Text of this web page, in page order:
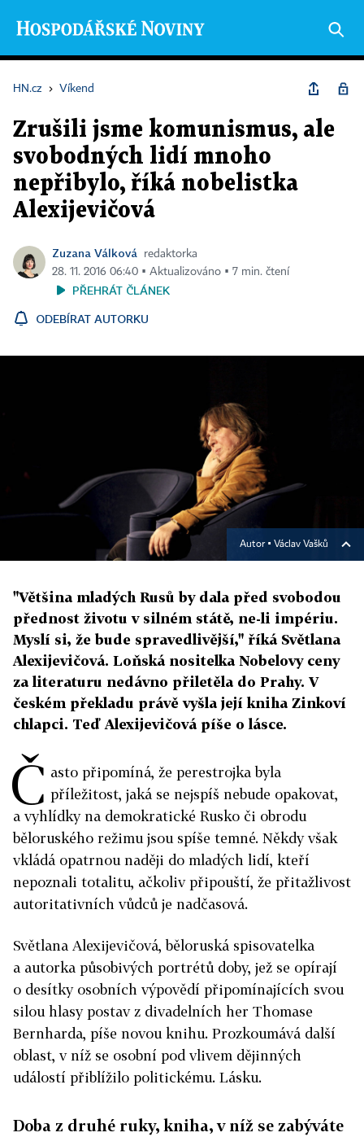
HN.cz › Víkend
Zrušili jsme komunismus, ale
svobodných lidí mnoho
nepřibylo, říká nobelistka
Alexijevičová
Zuzana Válková
redaktorka
28. 11. 2016 06:40 ▪ Aktualizováno ▪ 7 min. čtení
PŘEHRÁT ČLÁNEK
ODEBÍRAT AUTORKU
Autor ▪ Václav Vašků
"Většina mladých Rusů by dala před svobodou
přednost životu v silném státě, ne-li impériu.
Myslí si, že bude spravedlivější," říká Světlana
Alexijevičová. Loňská nositelka Nobelovy ceny
za literaturu nedávno přiletěla do Prahy. V
českém překladu právě vyšla její kniha Zinkoví
chlapci. Teď Alexijevičová píše o lásce.
Č asto připomíná, že perestrojka byla
příležitost, jaká se nejspíš nebude opakovat,
a vyhlídky na demokratické Rusko či obrodu
běloruského režimu jsou spíše temné. Někdy však
vkládá opatrnou naději do mladých lidí, kteří
nepoznali totalitu, ačkoliv připouští, že přitažlivost
autoritativních vůdců je nadčasová.
Světlana Alexijevičová, běloruská spisovatelka
a autorka působivých portrétů doby, jež se opírají
o desítky osobních výpovědí připomínajících svou
silou hlasy postav z divadelních her Thomase
Bernharda, píše novou knihu. Prozkoumává další
oblast, v níž se osobní pod vlivem dějinných
událostí přiblížilo politickému. Lásku.
Doba z druhé ruky, kniha, v níž se zabýváte